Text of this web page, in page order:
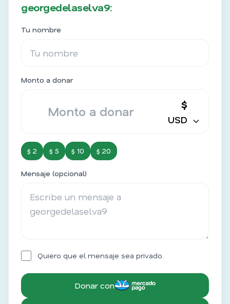
georgedelaselva9:
Tu nombre
Monto a donar
$
USD
$ 2 $ 5 $ 10 $ 20
Mensaje (opcional)
Quiero que el mensaje sea privado.
Donar con